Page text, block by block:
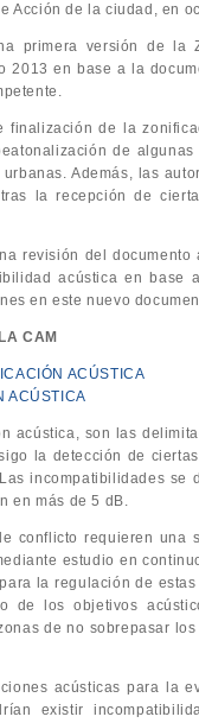
Acción de la ciudad, en
primera versión de la
2013 en base a la
finalización de la
de
Además, las
la recepción de
revisión del
acústica en base
en este nuevo
CAM
ACÚSTICA
ACÚSTICA
acústica, son las
la detección de
incompatibilidades
en más de 5 dB.
conflicto requieren una
estudio en
la regulación de
de los objetivos
de no sobrepasar
acústicas para la
existir